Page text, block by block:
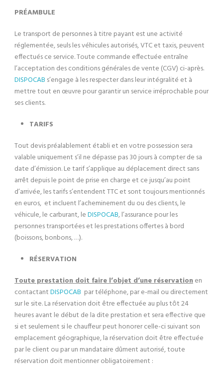
PRÉAMBULE
Le transport de personnes à titre payant est une activité
réglementée, seuls les véhicules autorisés, VTC et taxis, peuvent
effectués ce service. Toute commande effectuée entraîne
l’acceptation des conditions générales de vente (CGV) ci-après.
DISPOCAB s’engage à les respecter dans leur intégralité et à
mettre tout en œuvre pour garantir un service irréprochable pour
ses clients.
TARIFS
Tout devis préalablement établi et en votre possession sera
valable uniquement s’il ne dépasse pas 30 jours à compter de sa
date d’émission. Le tarif s’applique au déplacement direct sans
arrêt depuis le point de prise en charge et ce jusqu’au point
d’arrivée, les tarifs s’entendent TTC et sont toujours mentionnés
en euros, et incluent l’acheminement du ou des clients, le
véhicule, le carburant, leDISPOCAB, l’assurance pour les
personnes transportées et les prestations offertes à bord
(boissons, bonbons, …).
RÉSERVATION
Toute prestation doit faire l’objet d’une réservationen
contactantDISPOCAB par téléphone, par e-mail ou directement
sur le site. La réservation doit être effectuée au plus tôt 24
heures avant le début de la dite prestation et sera effective que
si et seulement si le chauffeur peut honorer celle-ci suivant son
emplacement géographique, la réservation doit être effectuée
par le client ou par un mandataire dûment autorisé, toute
réservation doit mentionner obligatoirement :